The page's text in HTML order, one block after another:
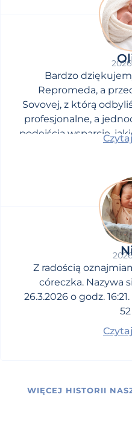
Bardzo
Repromeda, a
Sovovej, z którą
profesjonalne, a
podejścia wsparcie,
drodze do
Z radością
córeczka. Nazywa
26.3.2026 o godz.
WIĘCEJ HISTORII